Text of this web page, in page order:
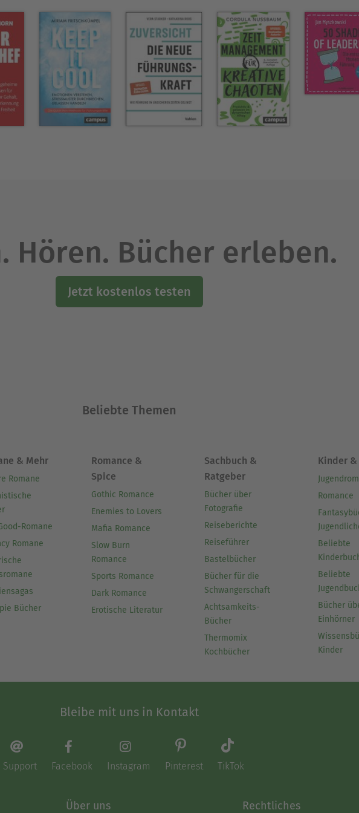
begann sie, nebenberuflich als Business Coach zu arbeiten. Sie
Leadership Coach und zur zertifizierten
Media Club". Heute arbeitet sie als Business Coach für
Sie möchte so viele Frauen wie möglich auf dem Weg zu
und bedeutungsvollen Leben begleiten. Anfang 2023
die «Weil sie kann GmbH».
Hören. Bücher erleben.
Jetzt kostenlos testen
Beliebte Themen
& Mehr
Romane
Romane
Romane
Bücher
Romance &
Spice
Gothic Romance
Enemies to Lovers
Mafia Romance
Slow Burn
Romance
Sports Romance
Dark Romance
Erotische Literatur
Sachbuch &
Ratgeber
Bücher über
Fotografie
Reiseberichte
Reiseführer
Bastelbücher
Bücher für die
Schwangerschaft
Achtsamkeits-
Bücher
Thermomix
Kochbücher
Kinder &
Romance
Beliebte
Beliebte
Bücher
Einhörner
Kinder
Bleibe mit uns in Kontakt
Support Facebook Instagram Pinterest TikTok
Über uns Rechtliches